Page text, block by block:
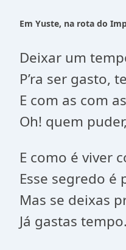
Em Yuste, na rota do
Deixar um
P’ra ser gasto,
E com as com
Oh! quem
E como é viver
Esse segredo é
Mas se deixas
Já gastas